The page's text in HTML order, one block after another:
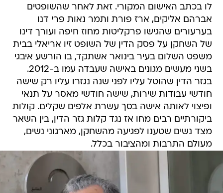
לו בכתב האישום המקורי. זאת לאחר שהשופטים
אברהם אליקים, ארז פורת ותמר נאות פרי דנו
בערעורים שהגישו פרקליטות מחוז חיפה ועורך דינו
של השחקן על פסק הדין של השופט זיו אריאלי בבית
משפט השלום בעיר בינואר אשתקד, בו הורשע איבגי
בשני מעשים מגונים באישה שעבדה עמו ב-2012.
בגזר הדין שהוטל עליו לפני שנה נגזרו עליו רק שישה
חודשי עבודות שירות, שישה חודשי מאסר על תנאי
ופיצוי לאותה אישה בסך עשרת אלפים שקלים. קולות
ביקורתיים רבים מחו אז נגד קלות גזר הדין, בין השאר
מצד נשים שטענו לפגיעה מהשחקן, מארגוני נשים,
מעולם התרבות ומהציבור בכלל.